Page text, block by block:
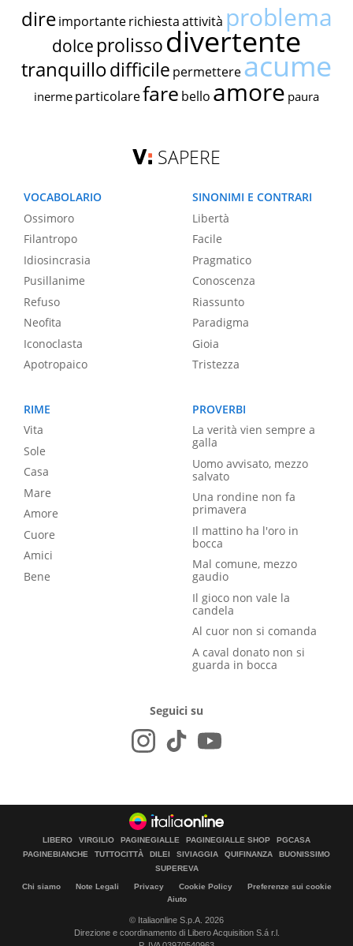
dire importante richiestaattività problema
dolce prolissodivertente
tranquillodifficile permettereacume
inerme particolarefare bello amore paura
SAPERE
VOCABOLARIO
Ossimoro
Filantropo
Idiosincrasia
Pusillanime
Refuso
Neofita
Iconoclasta
Apotropaico
SINONIMI E CONTRARI
Libertà
Facile
Pragmatico
Conoscenza
Riassunto
Paradigma
Gioia
Tristezza
RIME
Vita
Sole
Casa
Mare
Amore
Cuore
Amici
Bene
PROVERBI
La verità vien sempre a
galla
Uomo avvisato, mezzo
salvato
Una rondine non fa
primavera
Il mattino ha l'oro in
bocca
Mal comune, mezzo
gaudio
Il gioco non vale la
candela
Al cuor non si comanda
A caval donato non si
guarda in bocca
Seguici su
LIBERO VIRGILIO PAGINEGIALLE PAGINEGIALLE SHOP
PGCASA
PAGINEBIANCHE
TUTTOCITTÀ DILEI SIVIAGGIA QUIFINANZA
BUONISSIMO
SUPEREVA
Chi siamo Note Legali Privacy Cookie Policy
Preferenze sui cookie
Aiuto
© Italiaonline S.p.A. 2026
Direzione e coordinamento di Libero Acquisition S.á r.l.